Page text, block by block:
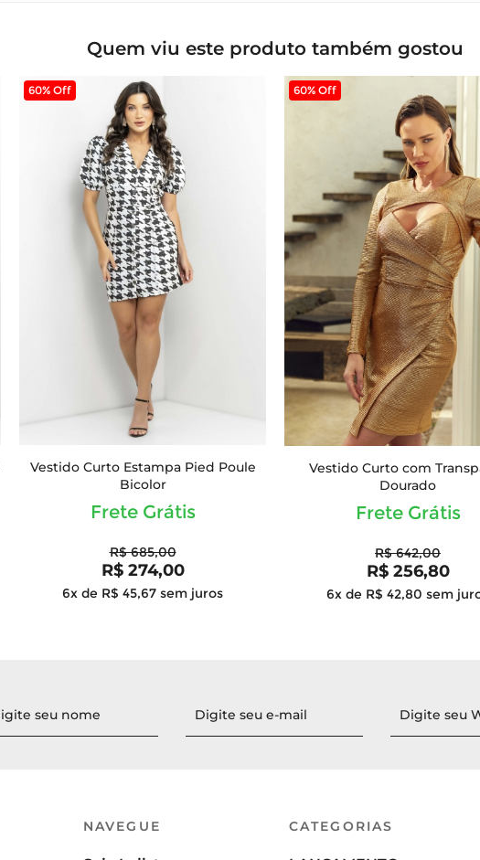
Quem viu este produto também gostou
60% Off
Vestido Curto Estampa Pied Poule
Bicolor
Frete Grátis
R$ 685,00
R$ 274,00
6x de R$ 45,67 sem juros
60% Off
Vestido Curto com
Dourado
Frete Grátis
R$ 642,00
R$ 256,80
6x de R$ 42,80 sem
NAVEGUE CATEGORIAS